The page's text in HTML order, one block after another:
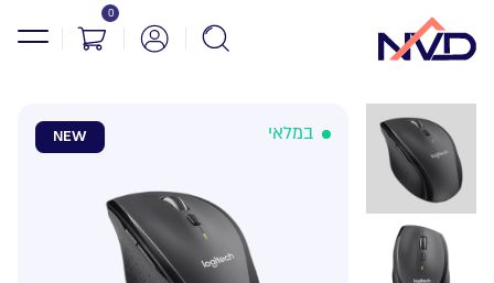
0
NEW במלאי